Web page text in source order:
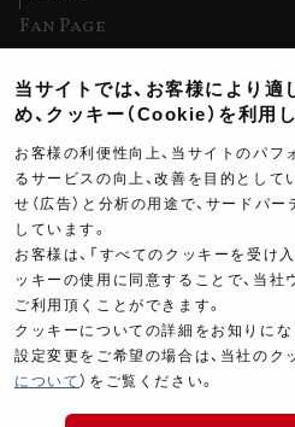
Fan Page
ヨシムラTV
イベント情報
イベントスケジュール
ツーリングブレイクタイム
製品ポスター
当サイトでは、お客様により
め、クッキー（Cookie）を利用
お客様の利便性向上、当サイトのパフ
るサービスの向上、改善を目的として
せ（広告）と分析の用途で、サードパ
しています。
お客様は、「すべてのクッキーを受け
ッキーの使用に同意することで、当
ご利用頂くことができます。
クッキーについての詳細をお知りに
設定変更をご希望の場合は、当社のク
について ）をご覧ください。